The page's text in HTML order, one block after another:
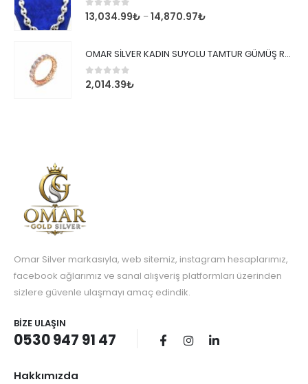
0out of 5
13,034.99₺ –14,870.97₺
OMAR SİLVER KADIN SUYOLU TAMTUR GÜMÜŞ ROSE YÜZÜK SU YOLU TAMTUR YÜZÜK Omr8149
0 out of 5
2,014.39₺
Omar Silver markasıyla, web sitemiz, instagram hesaplarımız,
facebook ağlarımız ve sanal alışveriş platformları üzerinden
sizlere güvenle ulaşmayı amaç edindik.
BIZE ULAŞIN
0530 947 91 47
Hakkımızda